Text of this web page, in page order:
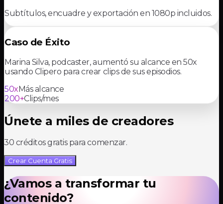
Subtítulos, encuadre y exportación en 1080p incluidos.
Caso de Éxito
Marina Silva, podcaster, aumentó su alcance en 50x
usando Clipero para crear clips de sus episodios.
50xMás alcance
200+Clips/mes
Únete a miles de creadores
30 créditos gratis para comenzar.
Crear Cuenta Gratis
¿Vamos a transformar tu
contenido?